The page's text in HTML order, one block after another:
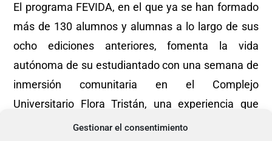
Gestionar el consentimiento
El programa FEVIDA, en el que ya se han formado
más de 130 alumnos y alumnas a lo largo de sus
ocho ediciones anteriores, fomenta la vida
autónoma de su estudiantado con una semana de
inmersión comunitaria en el Complejo
Universitario Flora Tristán, una experiencia que
forma parte del itinerario formativo de FEVIDA. El